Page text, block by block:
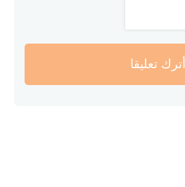
أترك تعليقا